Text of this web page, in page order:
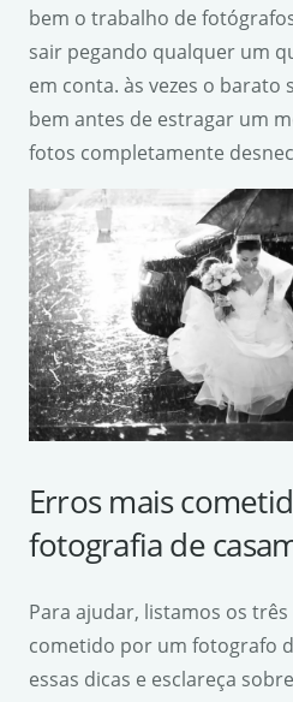
bem o trabalho de
sair pegando qualquer um
em conta. às vezes o barato
bem antes de estragar um
fotos completamente
Erros mais
fotografia de
Para ajudar, listamos os
cometido por um fotografo
essas dicas e esclareça